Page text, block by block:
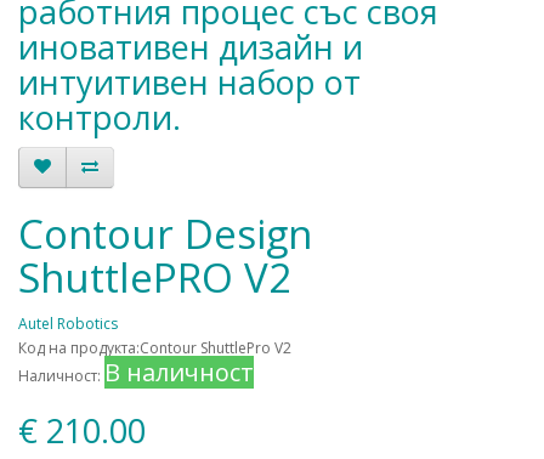
работния процес със своя
иновативен дизайн и
интуитивен набор от
контроли.
Contour Design
ShuttlePRO V2
Autel Robotics
Код на продукта:Contour ShuttlePro V2
Наличност: В наличност
€ 210.00